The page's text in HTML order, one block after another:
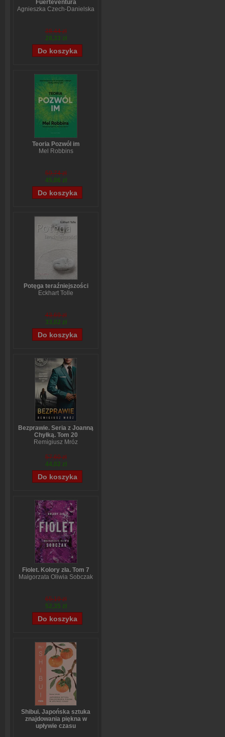
Fuerteventura
Agnieszka Czech-Danielska
38,44 zł
28,33 zł
Teoria Pozwól im
Mel Robbins
59,74 zł
45,06 zł
Potęga teraźniejszości
Eckhart Tolle
43,69 zł
33,02 zł
Bezprawie. Seria z Joanną
Chyłką. Tom 20
Remigiusz Mróz
57,60 zł
44,02 zł
Fiolet. Kolory zła. Tom 7
Małgorzata Oliwia Sobczak
65,19 zł
52,35 zł
Shibui. Japońska sztuka
znajdowania piękna w
upływie czasu